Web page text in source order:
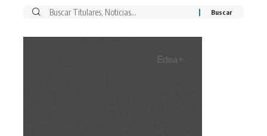
Buscar